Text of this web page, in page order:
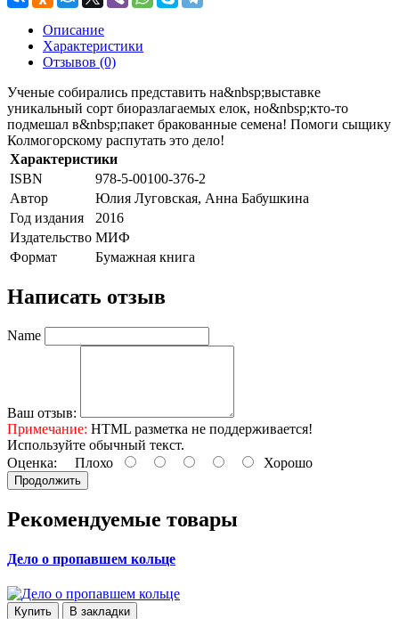
Описание
Характеристики
Отзывов (0)
Ученые собирались представить на&nbsp;выставке
уникальный сорт биоразлагаемых елок, но&nbsp;кто-то
подмешал в&nbsp;пакет бракованные семена! Помоги сыщику
Колмогорскому распутать это дело!
Характеристики
ISBN
978-5-00100-376-2
Автор
Юлия Луговская, Анна Бабушкина
Год издания
2016
Издательство МИФ
Формат
Бумажная книга
Написать отзыв
Name
Ваш отзыв:
Примечание: HTML разметка не поддерживается!
Используйте обычный текст.
Оценка: Плохо Хорошо
Продолжить
Рекомендуемые товары
Дело о пропавшем кольце
Купить В закладки